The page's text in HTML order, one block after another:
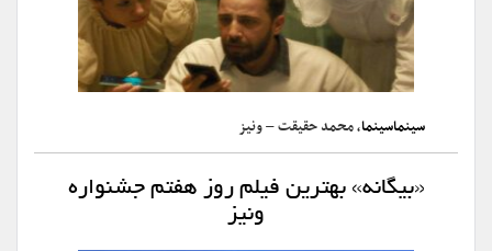
سینماسینما، محمد حقیقت – ونیز
«بیگانه» بهترین فیلم روز هفتم‌ جشنواره
ونیز